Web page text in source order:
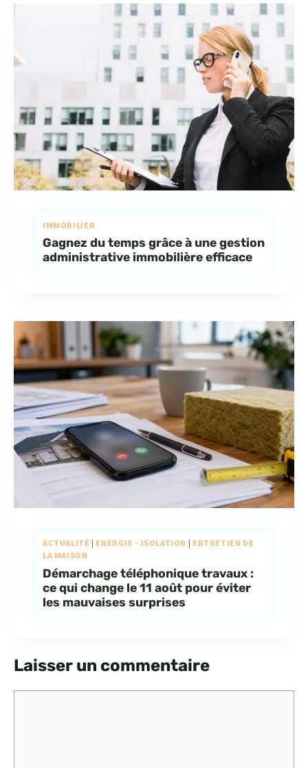
IMMOBILIER
Gagnez du temps grâce à une gestion
administrative immobilière efficace
ACTUALITÉ | ENERGIE - ISOLATION | ENTRETIEN DE
LA MAISON
Démarchage téléphonique travaux :
ce qui change le 11 août pour éviter
les mauvaises surprises
Laisser un commentaire